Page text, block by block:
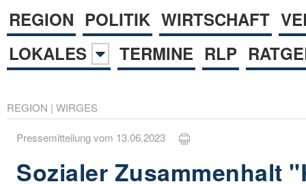
REGION POLITIK WIRTSCHAFT
LOKALES
TERMINE RLP
REGION | WIRGES
Pressemitteilung vom 13.06.2023
Sozialer Zusammenhalt